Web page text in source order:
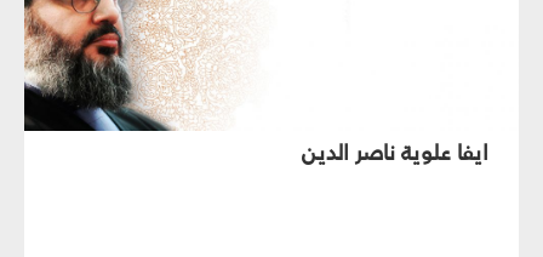
ايفا علوية ناصر الدين